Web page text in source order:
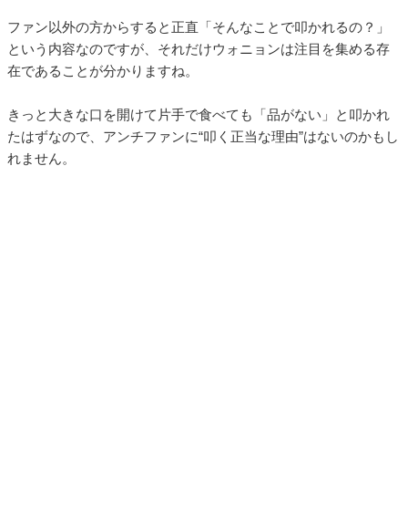
ファン以外の方からすると正直「そんなことで叩かれるの？」
という内容なのですが、それだけウォニョンは注目を集める存
在であることが分かりますね。
きっと大きな口を開けて片手で食べても「品がない」と叩かれ
たはずなので、アンチファンに“叩く正当な理由”はないのかもし
れません。